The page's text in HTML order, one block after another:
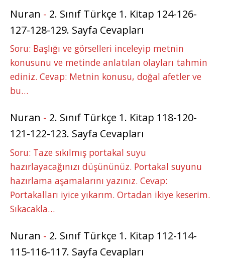
Nuran - 2. Sınıf Türkçe 1. Kitap 124-126-
127-128-129. Sayfa Cevapları
Soru: Başlığı ve görselleri inceleyip metnin
konusunu ve metinde anlatılan olayları tahmin
ediniz. Cevap: Metnin konusu, doğal afetler ve
bu…
Nuran - 2. Sınıf Türkçe 1. Kitap 118-120-
121-122-123. Sayfa Cevapları
Soru: Taze sıkılmış portakal suyu
hazırlayacağınızı düşününüz. Portakal suyunu
hazırlama aşamalarını yazınız. Cevap:
Portakalları iyice yıkarım. Ortadan ikiye keserim.
Sıkacakla…
Nuran - 2. Sınıf Türkçe 1. Kitap 112-114-
115-116-117. Sayfa Cevapları